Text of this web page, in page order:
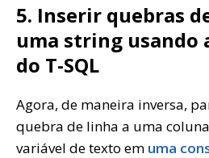
5. Inserir quebras
uma string usando
do T-SQL
Agora, de maneira inversa,
quebra de linha a uma
variável de texto em uma